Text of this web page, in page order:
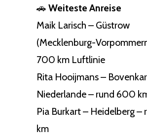
🚗 Weiteste Anreise
Maik Larisch – Güstrow
(Mecklenburg-
700 km Luftlinie
Rita Hooijmans –
Niederlande – rund 600
Pia Burkart – Heidelberg –
km